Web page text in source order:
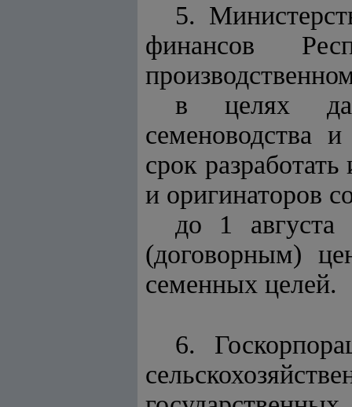
5.
финансов
в целях
семеноводства
срок
и оригинаторов
до 1 августа
(договорным)
семенных целей.
6.